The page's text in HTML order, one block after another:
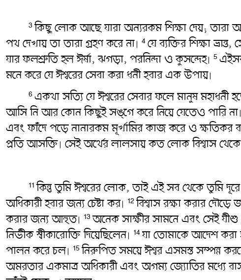
3কিছু লোক আছে যারা অন্যরকম শিক্ষা দেয়; তারা
পথ দেখায় তা তারা গ্রহণ করে না৷ 4 যে ব্যক্তির শিক্ষা
যার ফলশ্রুতি হল ঈর্ষা, ঝগড়া, পরনিন্দা ও কুসন্দেহ৷ 5
মনে করে যে ঈশ্বরের সেবা করা ধনী হবার এক উপায়৷
6 একথা সত্যি যে ঈশ্বরের সেবার ফলে মানুষ মহাধনী
আসি নি আর কোন কিছুই সঙ্গে করে নিয়ে যেতেও পারি না৷
এবং ফাঁদে পড়ে নানারকম মূর্খামির কাজ করে ও ক্ষতিকর
প্রতি আসক্তি৷ সেই অর্থের লালসায় কত লোক বিশ্বাস
11কিন্তু তুমি ঈশ্বরের লোক, তাই এই সব থেকে তুমি
অধিকারী হবার জন্য চেষ্টা কর৷ 12বিশ্বাস রক্ষা করার
করার জন্য আহুত৷ 13অনেক সাক্ষীর সামনে এবং সেই যীশু
নির্ভীক স্বীকারোক্তি দিয়েছিলেন৷ 14যা তোমাকে আদেশ করা
পালন করে চল৷ 15নিরুপিত সময়ে ঈশ্বর এসমস্ত সম্পন্ন
অমরতার একমাত্র অধিকারী এবং অগম্য জ্যোতির মধ্যে